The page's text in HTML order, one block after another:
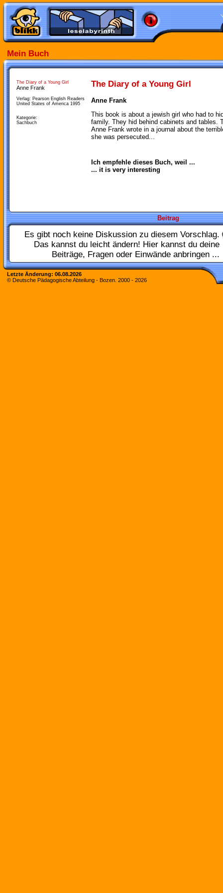
Mein Buch
The Diary of a Young Girl
Anne Frank
Verlag: Pearson English Readers
United States of America 1995
Kategorie:
Sachbuch
The Diary of a Young Girl
Anne Frank
This book is about a jewish girl who had to
family. They hid behind cabinets and tables.
Anne Frank wrote in a journal about the
she was persecuted...
Ich empfehle dieses Buch, weil ...
... it is very interesting
Beitrag
Es gibt noch keine Diskussion zu diesem Vorschlag.
Das kannst du leicht ändern! Hier kannst du deine
Beiträge, Fragen oder Einwände anbringen ...
Letzte Änderung: 06.08.2026
© Deutsche Pädagogische Abteilung - Bozen. 2000 - 2026